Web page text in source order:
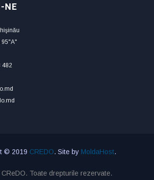
NE
95"A"
482
© 2019 CREDO. Site by MoldaHost.
Toate drepturile rezervate.